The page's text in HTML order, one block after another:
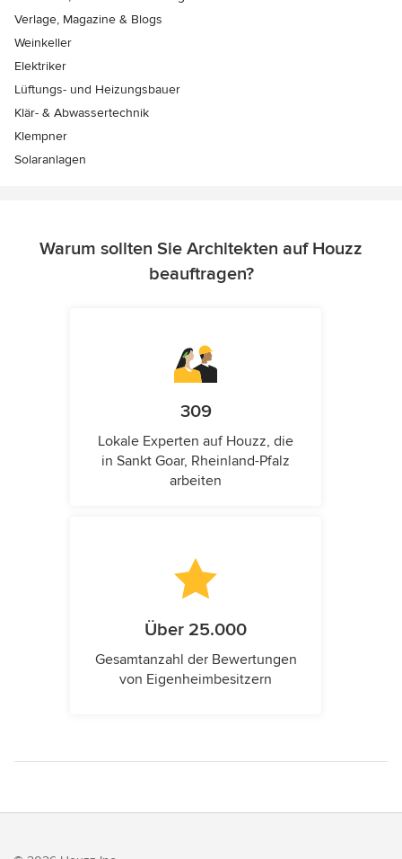
Verlage, Magazine & Blogs
Weinkeller
Elektriker
Lüftungs- und Heizungsbauer
Klär- & Abwassertechnik
Klempner
Solaranlagen
Warum sollten Sie Architekten auf Houzz
beauftragen?
309
Lokale Experten auf Houzz, die
in Sankt Goar, Rheinland-Pfalz
arbeiten
Über 25.000
Gesamtanzahl der Bewertungen
von Eigenheimbesitzern